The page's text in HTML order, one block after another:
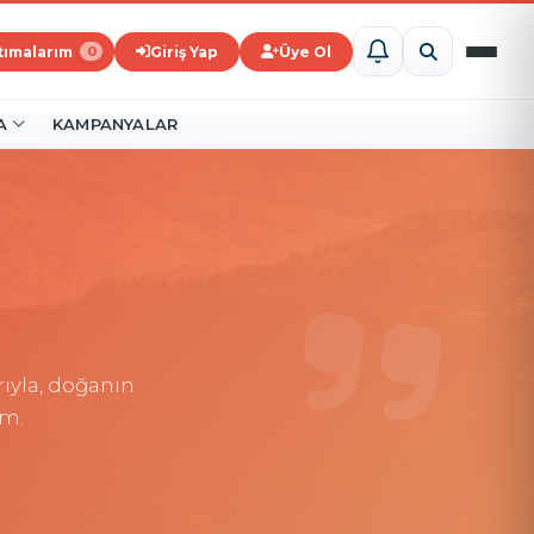
0 Giriş Yap Üye Ol
KAMPANYALAR
doğanın